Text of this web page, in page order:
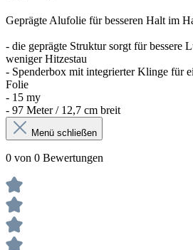
Geprägte Alufolie für besseren Halt im
- die geprägte Struktur sorgt für bessere
weniger Hitzestau
- Spenderbox mit integrierter Klinge für
Folie
- 15 my
- 97 Meter / 12,7 cm breit
Menü schließen
0 von 0 Bewertungen